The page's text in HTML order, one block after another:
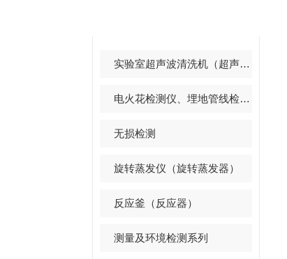
实验室超声波清洗机（超声波清洗器）
电火花检测仪、埋地管线检测仪
无损检测
旋转蒸发仪（旋转蒸发器）
反应釜（反应器）
测量及环境检测系列